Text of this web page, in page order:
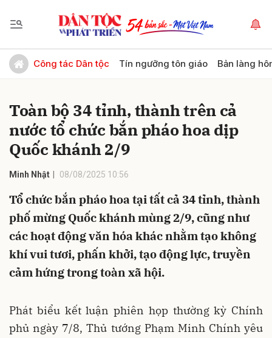
Công tác Dân tộc Tín ngưỡng tôn giáo Bản làng
Toàn bộ 34 tỉnh, thành trên cả
nước tổ chức bắn pháo hoa dịp
Quốc khánh 2/9
Minh Nhật 08/08/2025 10:56
Tổ chức bắn pháo hoa tại tất cả 34 tỉnh, thành
phố mừng Quốc khánh mùng 2/9, cũng như
các hoạt động văn hóa khác nhằm tạo không
khí vui tươi, phấn khởi, tạo động lực, truyền
cảm hứng trong toàn xã hội.
Phát biểu kết luận phiên họp thường kỳ Chính
phủ ngày 7/8, Thủ tướng Phạm Minh Chính yêu
Gửi bình luận